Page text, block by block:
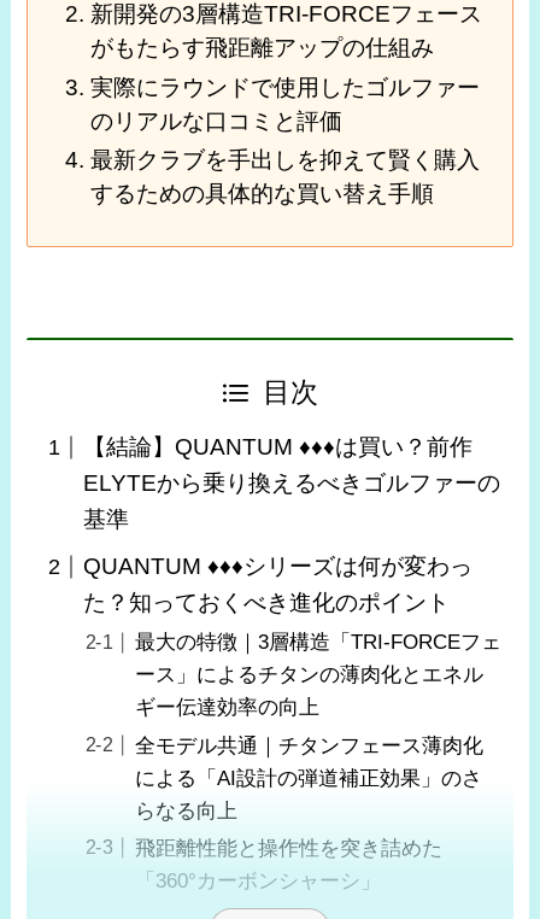
新開発の3層構造TRI-FORCEフェース
がもたらす飛距離アップの仕組み
実際にラウンドで使用したゴルファー
のリアルな口コミと評価
最新クラブを手出しを抑えて賢く購入
するための具体的な買い替え手順
目次
【結論】QUANTUM ♦♦♦は買い？前作
ELYTEから乗り換えるべきゴルファーの
基準
QUANTUM ♦♦♦シリーズは何が変わっ
た？知っておくべき進化のポイント
最大の特徴｜3層構造「TRI-FORCEフェ
ース」によるチタンの薄肉化とエネル
ギー伝達効率の向上
全モデル共通｜チタンフェース薄肉化
による「AI設計の弾道補正効果」のさ
らなる向上
飛距離性能と操作性を突き詰めた
「360°カーボンシャーシ」